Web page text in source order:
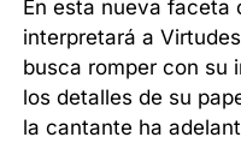
En esta nueva faceta
interpretará a
busca romper con su
los detalles de su
la cantante ha